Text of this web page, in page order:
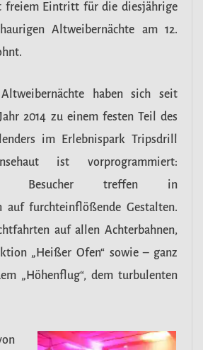
freiem Eintritt für die diesjährige
Altweibernächte am 12.
haben sich seit
2014 zu einem festen Teil des
im Erlebnispark Tripsdrill
ist vorprogrammiert:
Besucher treffen in
auf furchteinflößende Gestalten.
auf allen Achterbahnen,
„Heißer Ofen“ sowie – ganz
„Höhenflug“, dem turbulenten